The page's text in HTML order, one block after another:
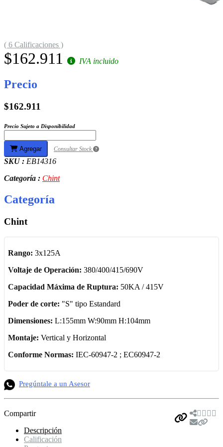
( 6 Calificaciones )
$162.911 IVA incluido
Precio
$162.911
Precio Sujeto a Disponibilidad
Agregar Consultar Stock
SKU : EB14316
Categoría : Chint
Categoría
Chint
Rango: 3x125A
Voltaje de Operación: 380/400/415/690V
Capacidad Máxima de Ruptura: 50KA / 415V
Poder de corte: "S" tipo Estandard
Dimensiones: L:155mm W:90mm H:104mm
Montaje: Vertical y Horizontal
Conforme Normas: IEC-60947-2 ; EC60947-2
Pregúntale a un Asesor
Compartir
Descripción
Calificación